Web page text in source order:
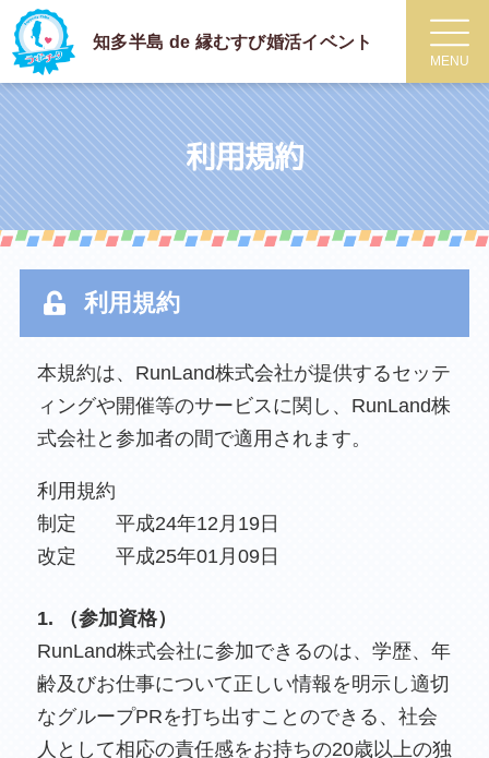
知多半島 de 縁むすび婚活イベント
MENU
利用規約
利用規約
本規約は、RunLand株式会社が提供するセッテ
ィングや開催等のサービスに関し、RunLand株
式会社と参加者の間で適用されます。
利用規約
制定 平成24年12月19日
改定 平成25年01月09日
1. （参加資格）
RunLand株式会社に参加できるのは、学歴、年
齢及びお仕事について正しい情報を明示し適切
なグループPRを打ち出すことのできる、社会
人として相応の責任感をお持ちの20歳以上の独